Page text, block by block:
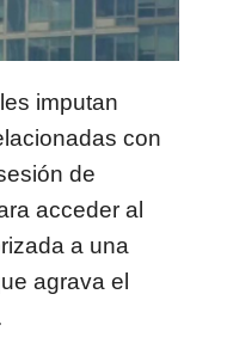
imputan
con
de
acceder al
a una
agrava el